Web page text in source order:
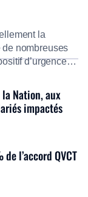
la
nombreuses
d’urgence
mobilise
un diagnostic
face aux
Nation, aux
impactés
l’accord QVCT